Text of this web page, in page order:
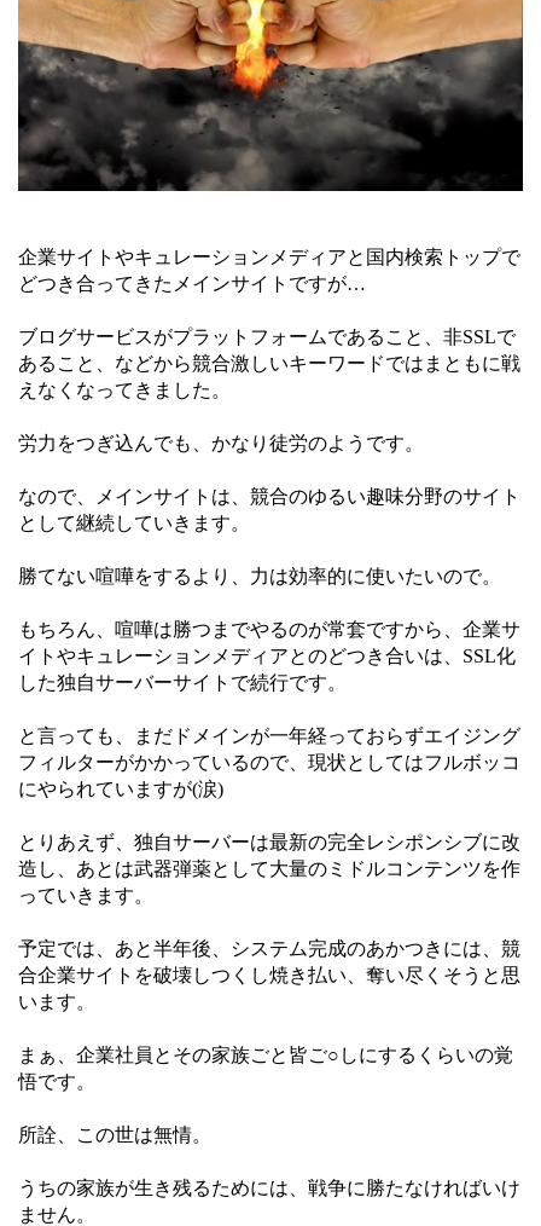
企業サイトやキュレーションメディアと国内検索トップで
どつき合ってきたメインサイトですが…
ブログサービスがプラットフォームであること、非SSLで
あること、などから競合激しいキーワードではまともに戦
えなくなってきました。
労力をつぎ込んでも、かなり徒労のようです。
なので、メインサイトは、競合のゆるい趣味分野のサイト
として継続していきます。
勝てない喧嘩をするより、力は効率的に使いたいので。
もちろん、喧嘩は勝つまでやるのが常套ですから、企業サ
イトやキュレーションメディアとのどつき合いは、SSL化
した独自サーバーサイトで続行です。
と言っても、まだドメインが一年経っておらずエイジング
フィルターがかかっているので、現状としてはフルボッコ
にやられていますが(涙)
とりあえず、独自サーバーは最新の完全レシポンシブに改
造し、あとは武器弾薬として大量のミドルコンテンツを作
っていきます。
予定では、あと半年後、システム完成のあかつきには、競
合企業サイトを破壊しつくし焼き払い、奪い尽くそうと思
います。
まぁ、企業社員とその家族ごと皆ご○しにするくらいの覚
悟です。
所詮、この世は無情。
うちの家族が生き残るためには、戦争に勝たなければいけ
ません。